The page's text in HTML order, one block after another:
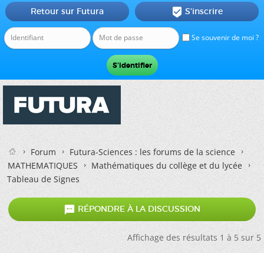
Se souvenir de moi ?
Retour sur Futura  S'inscrire
Forum
Futura-Sciences : les forums de la science
MATHEMATIQUES
Mathématiques du collège et du lycée
Tableau de Signes
 RÉPONDRE À LA DISCUSSION
Affichage des résultats 1 à 5 sur 5